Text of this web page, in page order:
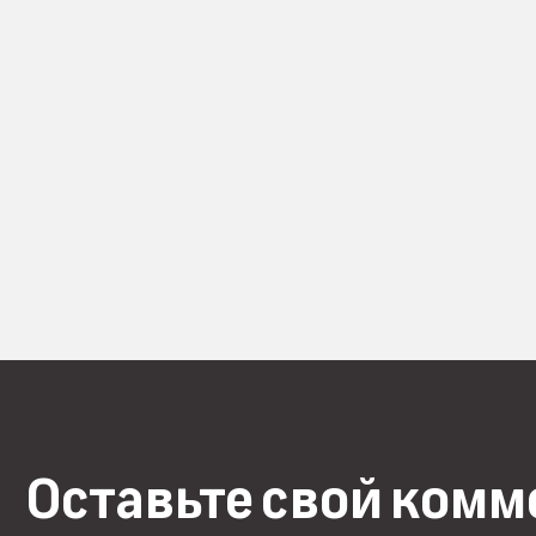
Оставьте свой